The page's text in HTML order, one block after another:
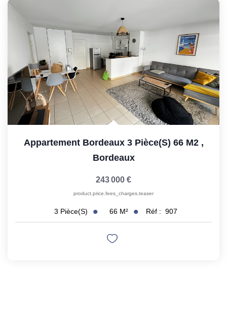
Appartement Bordeaux 3 Pièce(s) 66 M2 ,
Bordeaux
243 000 €
product.price.fees_charges.teaser
3 Pièce(s) 66 M² Réf : 907